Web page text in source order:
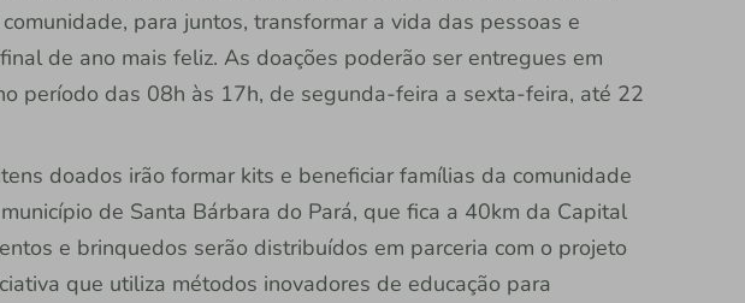
para juntos, transformar a vida das pessoas e
de ano mais feliz. As doações poderão ser entregues em
período das 08h às 17h, de segunda-feira a sexta-feira, até 22
doados irão formar kits e beneficiar famílias da comunidade
município de Santa Bárbara do Pará, que fica a 40km da Capital
e brinquedos serão distribuídos em parceria com o projeto
que utiliza métodos inovadores de educação para